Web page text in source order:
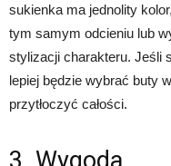
sukienka ma jednolity
tym samym odcieniu lub
stylizacji charakteru. Jeśli
lepiej będzie wybrać buty
przytłoczyć całości.
3. Wygoda